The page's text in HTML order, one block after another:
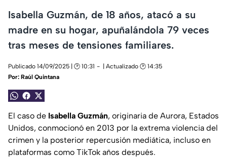
Isabella Guzmán, de 18 años, atacó a su
madre en su hogar, apuñalándola 79 veces
tras meses de tensiones familiares.
Publicado 14/09/2025 | 🕑 10:31
| Actualizado 🕑 14:35
Por: Raúl Quintana
El caso de Isabella Guzmán, originaria de Aurora, Estados
Unidos, conmocionó en 2013 por la extrema violencia del
crimen y la posterior repercusión mediática, incluso en
plataformas como TikTok años después.